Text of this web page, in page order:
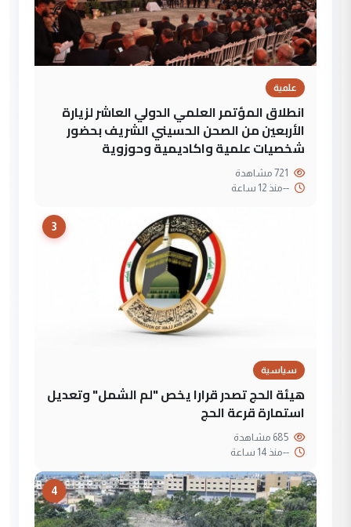
علمية
انطلاق المؤتمر العلمي الدولي العاشر لزيارة
الأربعين من الصحن الحسيني الشريف بحضور
شخصيات علمية واكاديمية وحوزوية
--منذ 12 ساعة
3
سياسية
هيئة الحج تصدر قرارا يخص "لم الشمل" وتعديل
استمارة قرعة الحج
--منذ 14 ساعة
4